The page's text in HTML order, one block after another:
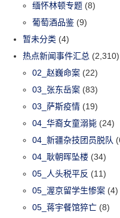
缅怀林顿专题 (8)
葡萄酒品鉴 (9)
暂未分类 (4)
热点新闻事件汇总 (2,310)
02_赵巍命案 (22)
03_张东岳案 (83)
03_萨斯疫情 (19)
04_华裔女童溺毙 (24)
04_新疆杂技团员脱队
04_耿朝晖坠楼 (34)
05_人头税平反 (11)
05_渥京留学生惨案 (4)
05_蒋宇餐馆猝亡 (8)